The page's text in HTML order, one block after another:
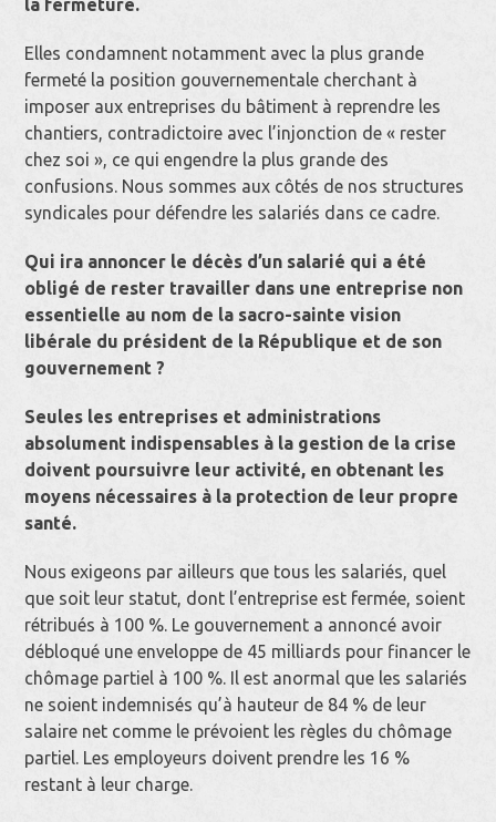
la fermeture.
Elles condamnent notamment avec la plus grande
fermeté la position gouvernementale cherchant à
imposer aux entreprises du bâtiment à reprendre les
chantiers, contradictoire avec l’injonction de « rester
chez soi », ce qui engendre la plus grande des
confusions. Nous sommes aux côtés de nos structures
syndicales pour défendre les salariés dans ce cadre.
Qui ira annoncer le décès d’un salarié qui a été
obligé de rester travailler dans une entreprise non
essentielle au nom de la sacro-sainte vision
libérale du président de la République et de son
gouvernement ?
Seules les entreprises et administrations
absolument indispensables à la gestion de la crise
doivent poursuivre leur activité, en obtenant les
moyens nécessaires à la protection de leur propre
santé.
Nous exigeons par ailleurs que tous les salariés, quel
que soit leur statut, dont l’entreprise est fermée, soient
rétribués à 100 %. Le gouvernement a annoncé avoir
débloqué une enveloppe de 45 milliards pour financer le
chômage partiel à 100 %. Il est anormal que les salariés
ne soient indemnisés qu’à hauteur de 84 % de leur
salaire net comme le prévoient les règles du chômage
partiel. Les employeurs doivent prendre les 16 %
restant à leur charge.